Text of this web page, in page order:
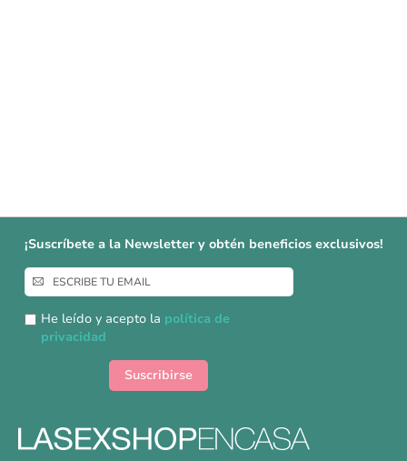
¡Suscríbete a la Newsletter y obtén beneficios exclusivos!
Inscríbase
a
nuestro
boletín
He leído y acepto la política de
privacidad
Suscribirse